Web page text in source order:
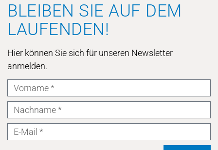
BLEIBEN SIE AUF DEM
LAUFENDEN!
Hier können Sie sich für unseren Newsletter
anmelden.